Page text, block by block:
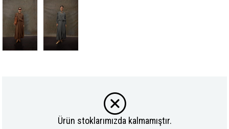
Ürün stoklarımızda kalmamıştır.